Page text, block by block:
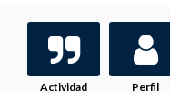
Actividad Perfil